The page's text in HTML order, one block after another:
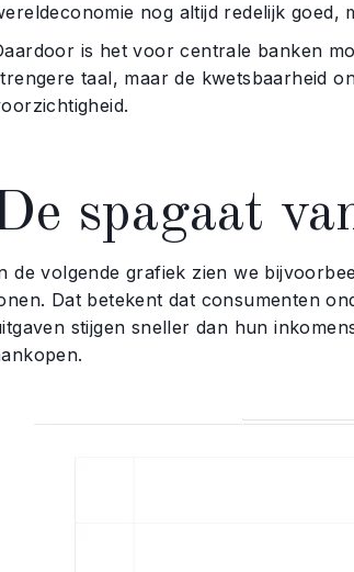
nog altijd redelijk goed,
is het voor centrale banken
taal, maar de kwetsbaarheid
spagaat
de volgende grafiek zien we
Dat betekent dat consumenten
stijgen sneller dan hun